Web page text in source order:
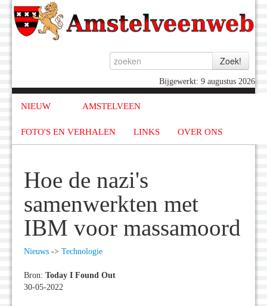
Bijgewerkt: 9 augustus 2026
NIEUW AMSTELVEEN
FOTO'S EN VERHALEN LINKS OVER ONS
Hoe de nazi's
samenwerkten met
IBM voor massamoord
Nieuws -> Technologie
Bron: Today I Found Out
30-05-2022